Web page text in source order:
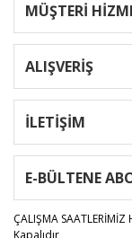
MÜŞTERİ
ALIŞVERİŞ
İLETİŞİM
E-BÜLTENE
ÇALIŞMA SAATLERİMİZ
Kapalıdır